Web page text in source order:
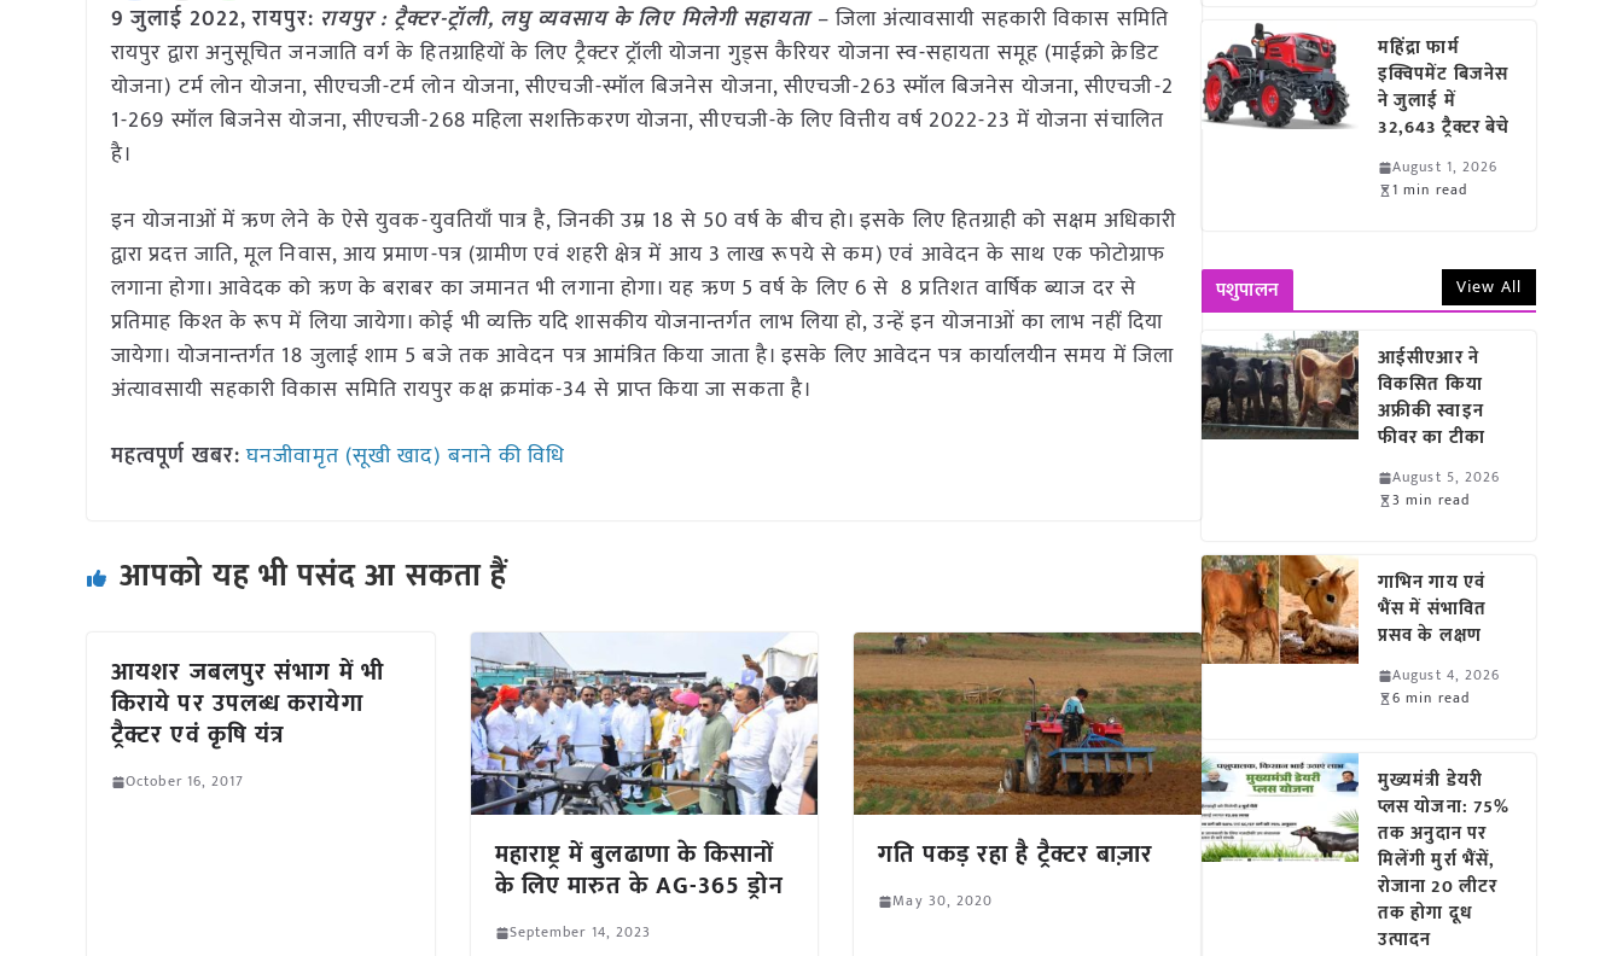
9 जुलाई 2022, रायपुर: रायपुर : ट्रैक्टर-ट्रॉली, लघु व्यवसाय के लिए मिलेगी सहायता– जिला अंत्यावसायी सहकारी विकास समिति
रायपुर द्वारा अनुसूचित जनजाति वर्ग के हितग्राहियों के लिए ट्रैक्टर ट्रॉली योजना गुड्स कैरियर योजना स्व-सहायता समूह (माईक्रो क्रेडिट
योजना) टर्म लोन योजना, सीएचजी-टर्म लोन योजना, सीएचजी-स्मॉल बिजनेस योजना, सीएचजी-263 स्मॉल बिजनेस योजना, सीएचजी-2
1-269 स्मॉल बिजनेस योजना, सीएचजी-268 महिला सशक्तिकरण योजना, सीएचजी-के लिए वित्तीय वर्ष 2022-23 में योजना संचालित
है।
इन योजनाओं में ऋण लेने के ऐसे युवक-युवतियाँ पात्र है, जिनकी उम्र 18 से 50 वर्ष के बीच हो। इसके लिए हितग्राही को सक्षम अधिकारी
द्वारा प्रदत्त जाति, मूल निवास, आय प्रमाण-पत्र (ग्रामीण एवं शहरी क्षेत्र में आय 3 लाख रूपये से कम) एवं आवेदन के साथ एक फोटोग्राफ
लगाना होगा। आवेदक को ऋण के बराबर का जमानत भी लगाना होगा। यह ऋण 5 वर्ष के लिए 6 से 8 प्रतिशत वार्षिक ब्याज दर से
प्रतिमाह किश्त के रूप में लिया जायेगा। कोई भी व्यक्ति यदि शासकीय योजनान्तर्गत लाभ लिया हो, उन्हें इन योजनाओं का लाभ नहीं दिया
जायेगा। योजनान्तर्गत 18 जुलाई शाम 5 बजे तक आवेदन पत्र आमंत्रित किया जाता है। इसके लिए आवेदन पत्र कार्यालयीन समय में जिला
अंत्यावसायी सहकारी विकास समिति रायपुर कक्ष क्रमांक-34 से प्राप्त किया जा सकता है।
महत्वपूर्ण खबर: घनजीवामृत (सूखी खाद) बनाने की विधि
आपको यह भी पसंद आ सकता हैं
आयशर जबलपुर संभाग में भी
किराये पर उपलब्ध करायेगा
ट्रैक्टर एवं कृषि यंत्र
October 16, 2017
महाराष्ट्र में बुलढाणा के किसानों
के लिए मारुत के AG-365 ड्रोन
September 14, 2023
गति पकड़ रहा है ट्रैक्टर बाज़ार
May 30, 2020
महिंद्रा फार्म
इक्विपमेंट बिजनेस
ने जुलाई में
32,643 ट्रैक्टर बेचे
August 1, 2026
1 min read
पशुपालन View All
आईसीएआर ने
विकसित किया
अफ्रीकी स्वाइन
फीवर का टीका
August 5, 2026
3 min read
गाभिन गाय एवं
भैंस में संभावित
प्रसव के लक्षण
August 4, 2026
6 min read
मुख्यमंत्री डेयरी
प्लस योजना: 75%
तक अनुदान पर
मिलेंगी मुर्रा भैंसें,
रोजाना 20 लीटर
तक होगा दूध
उत्पादन